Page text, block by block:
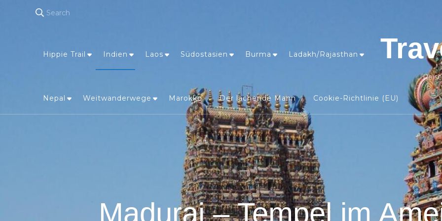
Search
Hippie Trail Indien Laos Südostasien Burma Ladakh/Rajasthan
Nepal Weitwanderwege Marokko Der lachende Mann Cookie-Richtlinie (EU)
Madurai – Tempel im